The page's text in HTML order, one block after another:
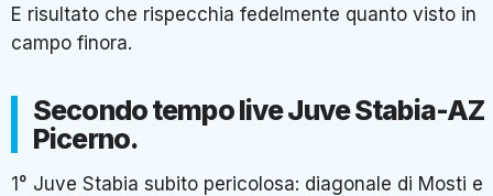
E risultato che rispecchia fedelmente quanto visto in
campo finora.
Secondo tempo live Juve Stabia-AZ
Picerno.
1° Juve Stabia subito pericolosa: diagonale di Mosti e